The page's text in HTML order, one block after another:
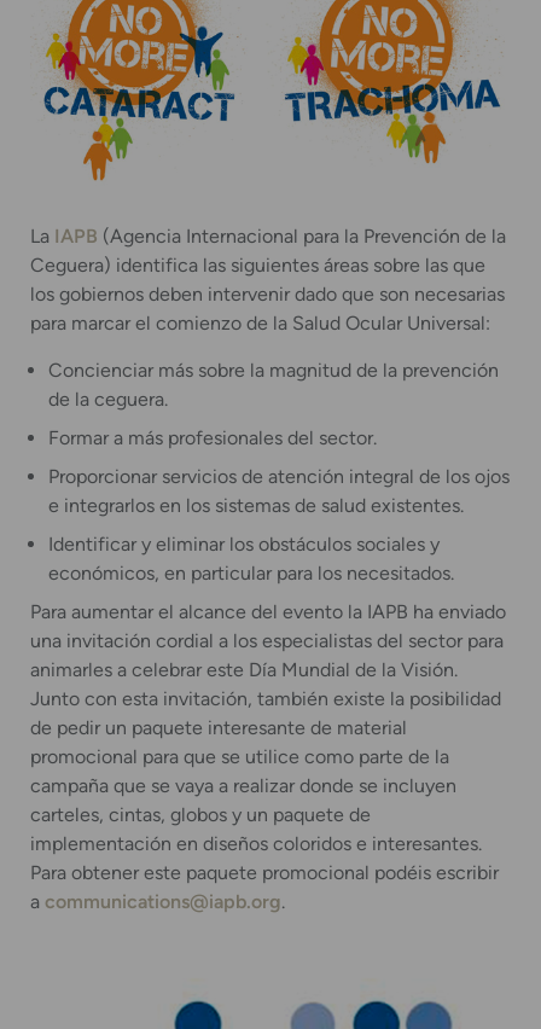
La IAPB (Agencia Internacional para la Prevención de la
Ceguera) identifica las siguientes áreas sobre las que
los gobiernos deben intervenir dado que son necesarias
para marcar el comienzo de la Salud Ocular Universal:
Concienciar más sobre la magnitud de la prevención
de la ceguera.
Formar a más profesionales del sector.
Proporcionar servicios de atención integral de los ojos
e integrarlos en los sistemas de salud existentes.
Identificar y eliminar los obstáculos sociales y
económicos, en particular para los necesitados.
Para aumentar el alcance del evento la IAPB ha enviado
una invitación cordial a los especialistas del sector para
animarles a celebrar este Día Mundial de la Visión.
Junto con esta invitación, también existe la posibilidad
de pedir un paquete interesante de material
promocional para que se utilice como parte de la
campaña que se vaya a realizar donde se incluyen
carteles, cintas, globos y un paquete de
implementación en diseños coloridos e interesantes.
Para obtener este paquete promocional podéis escribir
a communications@iapb.org.